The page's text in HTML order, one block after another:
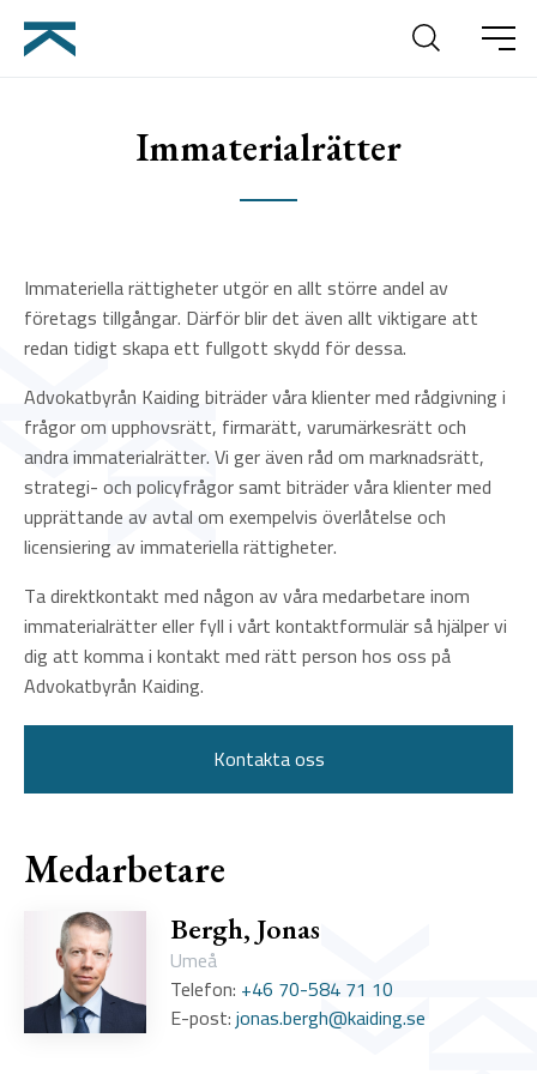
Sök Meny
Immaterialrätter
Immaterialrätter
Immateriella rättigheter utgör en allt större andel av
företags tillgångar. Därför blir det även allt viktigare att
redan tidigt skapa ett fullgott skydd för dessa.
Advokatbyrån Kaiding biträder våra klienter med rådgivning i
frågor om upphovsrätt, firmarätt, varumärkesrätt och
andra immaterialrätter. Vi ger även råd om marknadsrätt,
strategi- och policyfrågor samt biträder våra klienter med
upprättande av avtal om exempelvis överlåtelse och
licensiering av immateriella rättigheter.
Ta direktkontakt med någon av våra medarbetare inom
immaterialrätter eller fyll i vårt kontaktformulär så hjälper vi
dig att komma i kontakt med rätt person hos oss på
Advokatbyrån Kaiding.
Kontakta oss
Medarbetare
Bergh, Jonas
Umeå
Telefon: +46 70-584 71 10
E-post:jonas.bergh@kaiding.se